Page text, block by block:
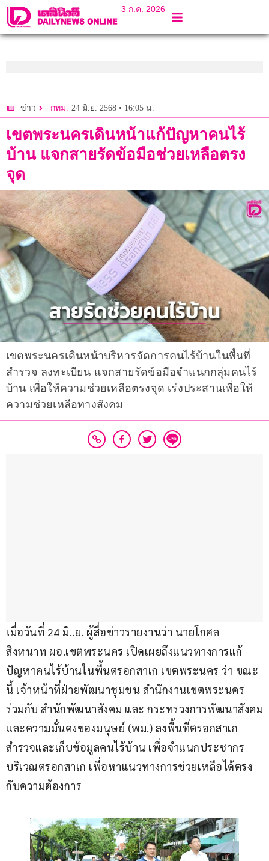
3 ก.ค. 2026
ข่าว กทม. 24 มิ.ย. 2568 • 16:05 น.
เขตพระนครเดินหน้าแก้ปัญหาคนไร้
บ้าน แจกสายรัดข้อมือช่วยเหลือตรง
จุด
เขตพระนครเดินหน้าบริหารจัดการคนไร้บ้านในพื้นที่
สำรวจ ลงทะเบียน แจกสายรัดข้อมือจำแนกกลุ่มคนไร้
บ้าน เพื่อให้ความช่วยเหลือตรงจุด เร่งประสานเพื่อให้
ความช่วยเหลือทางสังคม
เมื่อวันที่ 24 มิ..ย. ผู้สื่อข่าวรายงานว่า นายโกศล
สิงหนาท ผอ.เขตพระนคร เปิดเผยถึงแนวทางการแก้
ปัญหาคนไร้บ้านในพื้นตรอกสาเก เขตพระนคร ว่า ขณะ
นี้ เจ้าหน้าที่ฝ่ายพัฒนาชุมชน สำนักงานเขตพระนคร
ร่วมกับ สำนักพัฒนาสังคม และ กระทรวงการพัฒนาสังคม
และความมั่นคงของมนุษย์ (พม.) ลงพื้นที่ตรอกสาเก
สำรวจและเก็บข้อมูลคนไร้บ้าน เพื่อจำแนกประชากร
บริเวณตรอกสาเก เพื่อหาแนวทางการช่วยเหลือได้ตรง
กับความต้องการ